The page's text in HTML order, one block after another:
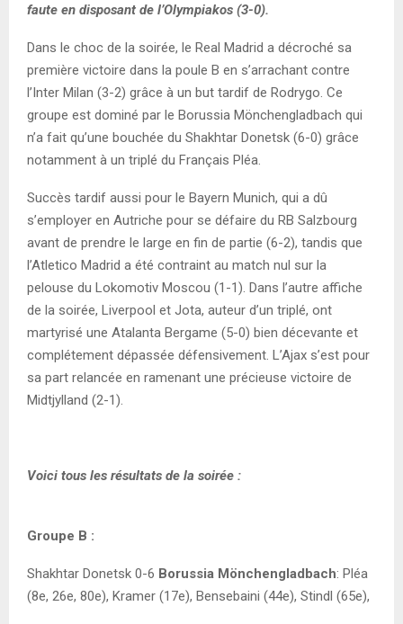
faute en disposant de l’Olympiakos (3-0).
Dans le choc de la soirée, le Real Madrid a décroché sa
première victoire dans la poule B en s’arrachant contre
l’Inter Milan (3-2) grâce à un but tardif de Rodrygo. Ce
groupe est dominé par le Borussia Mönchengladbach qui
n’a fait qu’une bouchée du Shakhtar Donetsk (6-0) grâce
notamment à un triplé du Français Pléa.
Succès tardif aussi pour le Bayern Munich, qui a dû
s’employer en Autriche pour se défaire du RB Salzbourg
avant de prendre le large en fin de partie (6-2), tandis que
l’Atletico Madrid a été contraint au match nul sur la
pelouse du Lokomotiv Moscou (1-1). Dans l’autre affiche
de la soirée, Liverpool et Jota, auteur d’un triplé, ont
martyrisé une Atalanta Bergame (5-0) bien décevante et
complétement dépassée défensivement. L’Ajax s’est pour
sa part relancée en ramenant une précieuse victoire de
Midtjylland (2-1).
Voici tous les résultats de la soirée :
Groupe B :
Shakhtar Donetsk 0-6 Borussia Mönchengladbach: Pléa
(8e, 26e, 80e), Kramer (17e), Bensebaini (44e), Stindl (65e),